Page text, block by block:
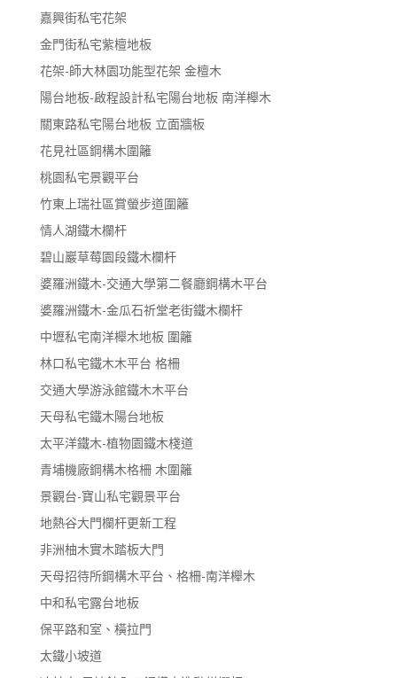
嘉興街私宅花架
金門街私宅紫檀地板
花架-師大林園功能型花架 金檀木
陽台地板-啟程設計私宅陽台地板 南洋櫸木
關東路私宅陽台地板 立面牆板
花見社區鋼構木圍籬
桃園私宅景觀平台
竹東上瑞社區賞螢步道圍籬
情人湖鐵木欄杆
碧山巖草莓園段鐵木欄杆
婆羅洲鐵木-交通大學第二餐廳鋼構木平台
婆羅洲鐵木-金瓜石祈堂老街鐵木欄杆
中壢私宅南洋櫸木地板 圍籬
林口私宅鐵木木平台 格柵
交通大學游泳館鐵木木平台
天母私宅鐵木陽台地板
太平洋鐵木-植物園鐵木棧道
青埔機廠鋼構木格柵 木圍籬
景觀台-寶山私宅觀景平台
地熱谷大門欄杆更新工程
非洲柚木實木踏板大門
天母招待所鋼構木平台、格柵-南洋櫸木
中和私宅露台地板
保平路和室、橫拉門
太鐵小坡道